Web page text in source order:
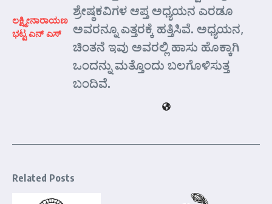
ಲಕ್ಷ್ಮೀನಾರಾಯಣ
ಭಟ್ಟ ಎನ್ ಎಸ್
ಶ್ರೇಷ್ಠಕವಿಗಳ ಆಪ್ತ ಅಧ್ಯಯನ ಎರಡೂ
ಅವರನ್ನೂ ಎತ್ತರಕ್ಕೆ ಹತ್ತಿಸಿವೆ. ಅಧ್ಯಯನ,
ಚಿಂತನೆ ಇವು ಅವರಲ್ಲಿ ಹಾಸು ಹೊಕ್ಕಾಗಿ
ಒಂದನ್ನು ಮತ್ತೊಂದು ಬಲಗೊಳಿಸುತ್ತ
ಬಂದಿವೆ.
Related Posts